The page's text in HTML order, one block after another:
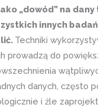
„dowód” na dany
innych
Techniki
prowadzą do
danych, często
i źle